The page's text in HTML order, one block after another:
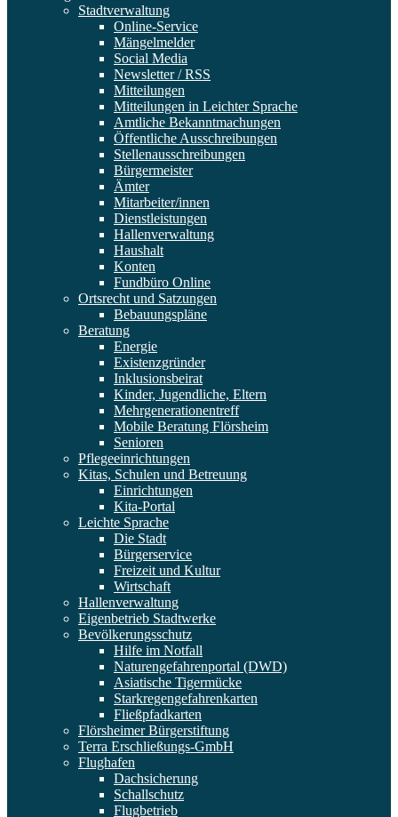
Stadtverwaltung
Online-Service
Mängelmelder
Social Media
Newsletter / RSS
Mitteilungen
Mitteilungen in Leichter Sprache
Amtliche Bekanntmachungen
Öffentliche Ausschreibungen
Stellenausschreibungen
Bürgermeister
Ämter
Mitarbeiter/innen
Dienstleistungen
Hallenverwaltung
Haushalt
Konten
Fundbüro Online
Ortsrecht und Satzungen
Bebauungspläne
Beratung
Energie
Existenzgründer
Inklusionsbeirat
Kinder, Jugendliche, Eltern
Mehrgenerationentreff
Mobile Beratung Flörsheim
Senioren
Pflegeeinrichtungen
Kitas, Schulen und Betreuung
Einrichtungen
Kita-Portal
Leichte Sprache
Die Stadt
Bürgerservice
Freizeit und Kultur
Wirtschaft
Hallenverwaltung
Eigenbetrieb Stadtwerke
Bevölkerungsschutz
Hilfe im Notfall
Naturengefahrenportal (DWD)
Asiatische Tigermücke
Starkregengefahrenkarten
Fließpfadkarten
Flörsheimer Bürgerstiftung
Terra Erschließungs-GmbH
Flughafen
Dachsicherung
Schallschutz
Flugbetrieb